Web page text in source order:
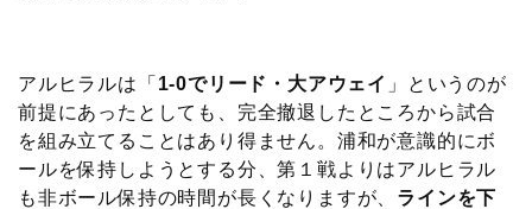
アルヒラルは「 1-0でリード・大アウェイ 」というのが
前提にあったとしても、完全撤退したところから試合
を組み立てることはあり得ません。浦和が意識的にボ
ールを保持しようとする分、第１戦よりはアルヒラル
も非ボール保持の時間が長くなりますが、 ラインを下